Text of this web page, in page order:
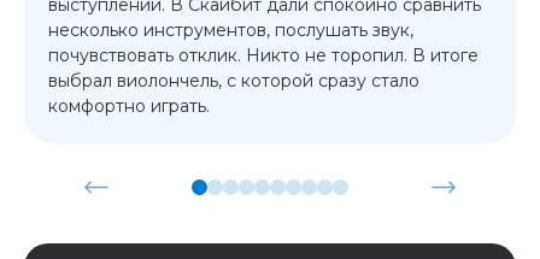
выступлений. В Скайбит дали спокойно сравнить
несколько инструментов, послушать звук,
почувствовать отклик. Никто не торопил. В итоге
выбрал виолончель, с которой сразу стало
комфортно играть.